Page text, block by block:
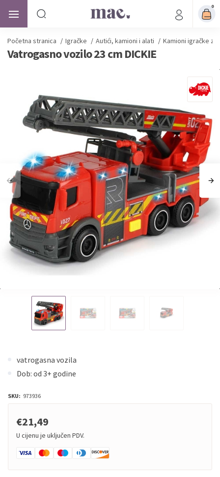
0
Početna stranica / Igračke / Autići, kamioni i alati / Kamioni igračke za
Vatrogasno vozilo 23 cm DICKIE
vatrogasna vozila
Dob: od 3+ godine
SKU: 973936
€21,49
U cijenu je uključen PDV.